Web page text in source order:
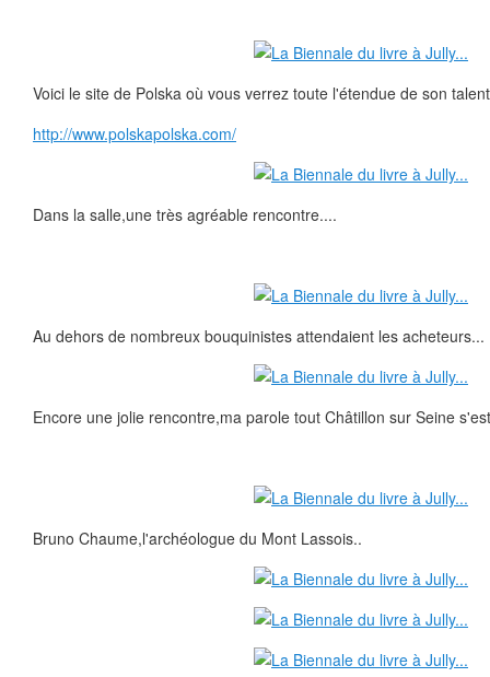
Voici le site de Polska où vous verrez toute l'étendue de son
http://www.polskapolska.com/
Dans la salle,une très agréable rencontre....
Au dehors de nombreux bouquinistes attendaient les acheteurs...
Encore une jolie rencontre,ma parole tout Châtillon sur Seine
Bruno Chaume,l'archéologue du Mont Lassois..